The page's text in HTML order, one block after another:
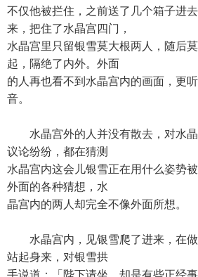
不仅他被拦住，之前送了几个箱子进
来，把住了水晶宫四门，
水晶宫里只留银雪莫大根两人，随后
起，隔绝了内外。外面
的人再也看不到水晶宫内的画面，更
音。
水晶宫外的人并没有散去，对水晶
议论纷纷，都在猜测
水晶宫内这会儿银雪正在用什么姿势
外面的各种猜想，水
晶宫内的两人却完全不像外面所想。
水晶宫内，见银雪爬了进来，在做
站起身来，对银雪拱
手说道：「陛下请坐，却是有些正经